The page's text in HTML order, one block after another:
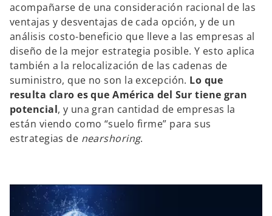
acompañarse de una consideración racional de las
ventajas y desventajas de cada opción, y de un
análisis costo-beneficio que lleve a las empresas al
diseño de la mejor estrategia posible. Y esto aplica
también a la relocalización de las cadenas de
suministro, que no son la excepción. Lo que
resulta claro es que América del Sur tiene gran
potencial, y una gran cantidad de empresas la
están viendo como “suelo firme” para sus
estrategias de nearshoring.